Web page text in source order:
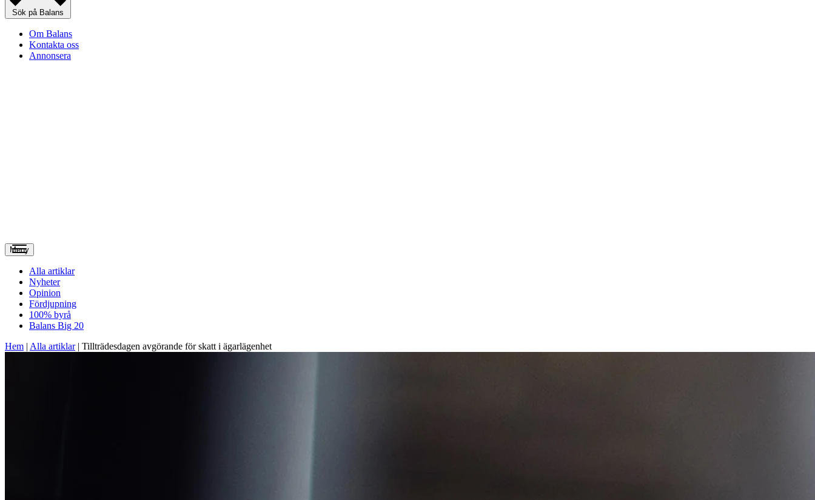
Sök på Balans
Om Balans
Kontakta oss
Annonsera
Meny
Alla artiklar
Nyheter
Opinion
Fördjupning
100% byrå
Balans Big 20
Hem | Alla artiklar| Tillträdesdagen avgörande för skatt i ägarlägenhet